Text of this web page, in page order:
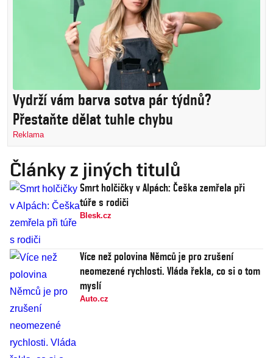
Vydrží vám barva sotva pár týdnů?
Přestaňte dělat tuhle chybu
Reklama
Články z jiných titulů
Smrt holčičky v Alpách: Češka zemřela při
túře s rodiči
Blesk.cz
Více než polovina Němců je pro zrušení
neomezené rychlosti. Vláda řekla, co si o tom
myslí
Auto.cz